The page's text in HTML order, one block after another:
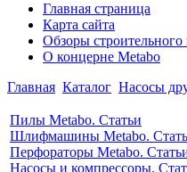
Главная страница
Карта сайта
Обзоры строительного
О концерне Metabo
Главная Каталог Насосы
Пилы Metabo. Статьи
Шлифмашины Metabo.
Перфораторы Metabo.
Насосы и компрессоры.